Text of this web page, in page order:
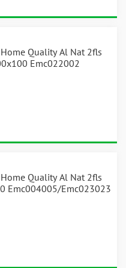
Home Quality Al Nat 2fls
Emc022002
Home Quality Al Nat 2fls
Emc004005/Emc023023